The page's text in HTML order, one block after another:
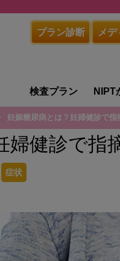
プラン診断 メデ
検査プラン NIPT
妊娠糖尿病とは？妊婦健診で指
婦健診で指
症状